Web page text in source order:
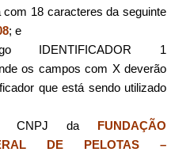
18 caracteres da seguinte
; e
IDENTIFICADOR 1
os campos com X deverão
que está sendo utilizado
o CNPJ da FUNDAÇÃO
DE PELOTAS –